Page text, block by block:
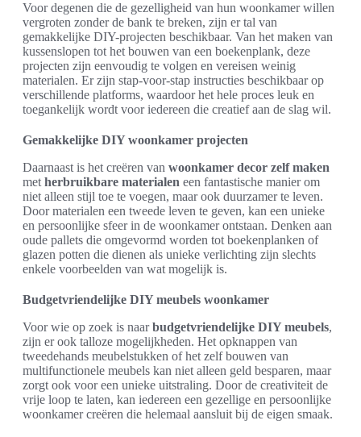
Voor degenen die de gezelligheid van hun woonkamer willen
vergroten zonder de bank te breken, zijn er tal van
gemakkelijke DIY-projecten beschikbaar. Van het maken van
kussenslopen tot het bouwen van een boekenplank, deze
projecten zijn eenvoudig te volgen en vereisen weinig
materialen. Er zijn stap-voor-stap instructies beschikbaar op
verschillende platforms, waardoor het hele proces leuk en
toegankelijk wordt voor iedereen die creatief aan de slag wil.
Gemakkelijke DIY woonkamer projecten
Daarnaast is het creëren van woonkamer decor zelf maken
met herbruikbare materialen een fantastische manier om
niet alleen stijl toe te voegen, maar ook duurzamer te leven.
Door materialen een tweede leven te geven, kan een unieke
en persoonlijke sfeer in de woonkamer ontstaan. Denken aan
oude pallets die omgevormd worden tot boekenplanken of
glazen potten die dienen als unieke verlichting zijn slechts
enkele voorbeelden van wat mogelijk is.
Budgetvriendelijke DIY meubels woonkamer
Voor wie op zoek is naarbudgetvriendelijke DIY meubels,
zijn er ook talloze mogelijkheden. Het opknappen van
tweedehands meubelstukken of het zelf bouwen van
multifunctionele meubels kan niet alleen geld besparen, maar
zorgt ook voor een unieke uitstraling. Door de creativiteit de
vrije loop te laten, kan iedereen een gezellige en persoonlijke
woonkamer creëren die helemaal aansluit bij de eigen smaak.